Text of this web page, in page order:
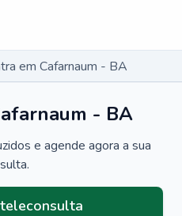
em Cafarnaum - BA
- BA
e agende agora a sua